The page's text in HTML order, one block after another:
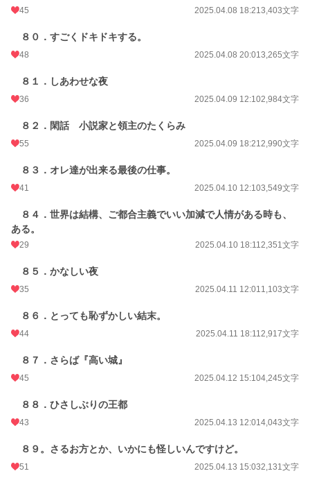
45 2025.04.08 18:213,403文字
８０．すごくドキドキする。
48 2025.04.08 20:013,265文字
８１．しあわせな夜
36 2025.04.09 12:102,984文字
８２．閑話 小説家と領主のたくらみ
55 2025.04.09 18:212,990文字
８３．オレ達が出来る最後の仕事。
41 2025.04.10 12:103,549文字
８４．世界は結構、ご都合主義でいい加減で人情がある時も、
ある。
29 2025.04.10 18:112,351文字
８５．かなしい夜
35 2025.04.11 12:011,103文字
８６．とっても恥ずかしい結末。
44 2025.04.11 18:112,917文字
８７．さらば『高い城』
45 2025.04.12 15:104,245文字
８８．ひさしぶりの王都
43 2025.04.13 12:014,043文字
８９。さるお方とか、いかにも怪しいんですけど。
51 2025.04.13 15:032,131文字